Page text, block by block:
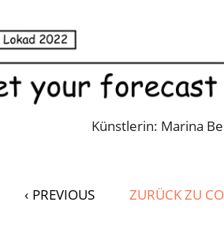
Künstlerin: Marina
‹ PREVIOUS ZURÜCK ZU